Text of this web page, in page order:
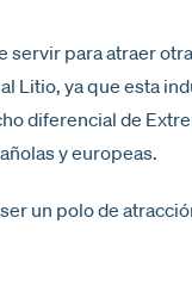
servir para atraer
Litio, ya que esta
diferencial de
y europeas.
un polo de